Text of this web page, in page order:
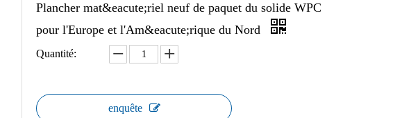
Plancher mat&eacute;riel neuf de paquet du solide WPC
pour l'Europe et l'Am&eacute;rique du Nord
Quantité:
enquête